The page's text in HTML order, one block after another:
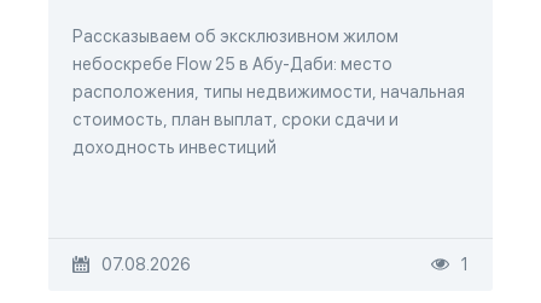
Рассказываем об эксклюзивном жилом
небоскребе Flow 25 в Абу-Даби: место
расположения, типы недвижимости, начальная
стоимость, план выплат, сроки сдачи и
доходность инвестиций
07.08.2026 1